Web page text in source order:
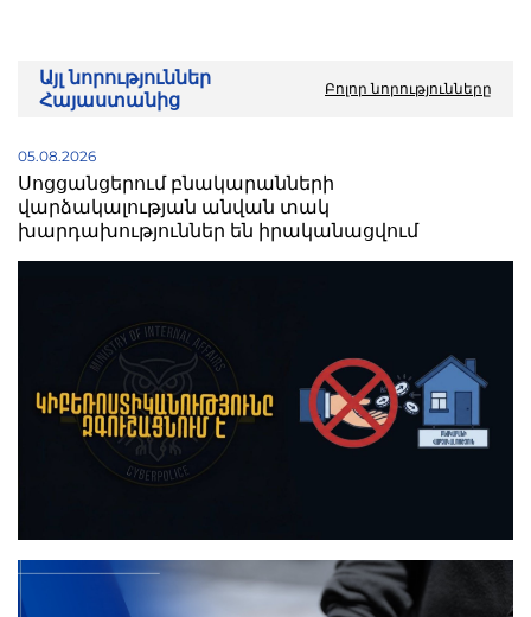
Այլ նորություններ
Հայաստանից
Բոլոր նորությունները
05.08.2026
Սոցցանցերում բնակարանների
վարձակալության անվան տակ
խարդախություններ են իրականացվում